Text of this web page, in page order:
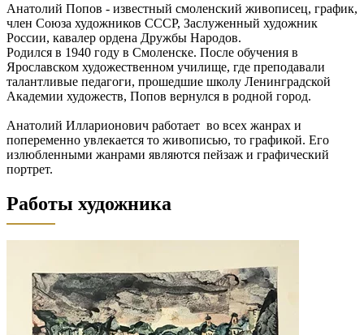
Анатолий Попов - известный смоленский живописец, график,
член Союза художников СССР, Заслуженный художник
России, кавалер ордена Дружбы Народов.
Родился в 1940 году в Смоленске. После обучения в
Ярославском художественном училище, где преподавали
талантливые педагоги, прошедшие школу Ленинградской
Академии художеств, Попов вернулся в родной город.
Анатолий Илларионович работает во всех жанрах и
попеременно увлекается то живописью, то графикой. Его
излюбленными жанрами являются пейзаж и графический
портрет.
Работы художника